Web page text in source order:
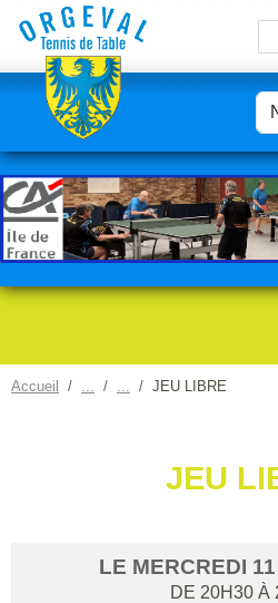
Accueil JEU LIBRE
JEU
LE MERCREDI 11
DE 20H30 À
Panneau de gestion des cookies